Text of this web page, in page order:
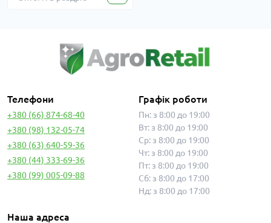
Телефони
+380 (66) 874-68-40
+380 (98) 132-05-74
+380 (63) 640-59-36
+380 (44) 333-69-36
+380 (99) 005-09-88
Графік роботи
Пн: з 8:00 до 19:00
Вт: з 8:00 до 19:00
Ср: з 8:00 до 19:00
Чт: з 8:00 до 19:00
Пт: з 8:00 до 19:00
Сб: з 8:00 до 17:00
Нд: з 8:00 до 17:00
Наша адреса